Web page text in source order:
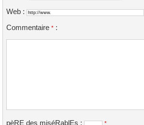
Web :
Commentaire * :
pèRE des miséRablEs : *